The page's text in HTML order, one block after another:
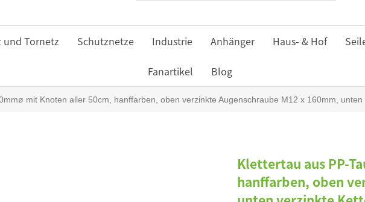
und Tornetz Schutznetze Industrie Anhänger Haus- & Hof
Fanartikel Blog
mit Knoten aller 50cm, hanffarben, oben verzinkte Augenschraube M12 x 160mm,
Klettertau aus PP-
hanffarben, oben